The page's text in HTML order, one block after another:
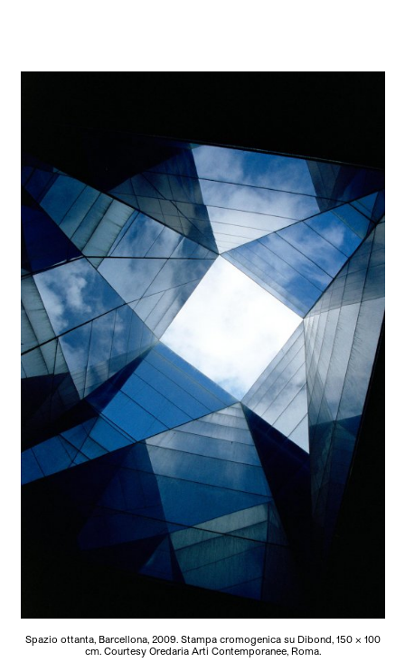
Spazio ottanta, Barcellona, 2009. Stampa cromogenica su Dibond, 150 x 100
cm. Courtesy Oredaria Arti Contemporanee, Roma.